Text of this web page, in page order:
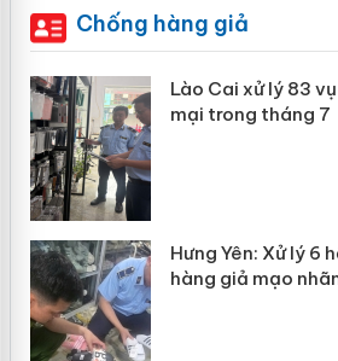
Chống hàng giả
Lào Cai xử lý 83
mại trong tháng 7
Hưng Yên: Xử lý 6
hàng giả mạo